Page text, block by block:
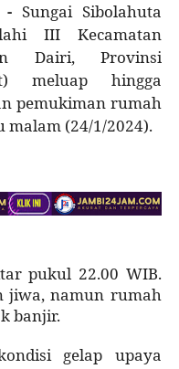
- Sungai Sibolahuta
III Kecamatan
Dairi, Provinsi
meluap hingga
pemukiman rumah
malam (24/1/2024).
pukul 22.00 WIB.
jiwa, namun rumah
banjir.
gelap upaya